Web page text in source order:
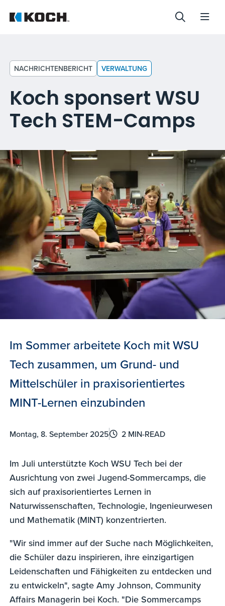
NACHRICHTENBERICHT VERWALTUNG
Koch sponsert WSU
Tech STEM-Camps
Im Sommer arbeitete Koch mit WSU
Tech zusammen, um Grund- und
Mittelschüler in praxisorientiertes
MINT-Lernen einzubinden
Montag, 8. September 2025 2 MIN-READ
Im Juli unterstützte Koch WSU Tech bei der
Ausrichtung von zwei Jugend-Sommercamps, die
sich auf praxisorientiertes Lernen in
Naturwissenschaften, Technologie, Ingenieurwesen
und Mathematik (MINT) konzentrierten.
"Wir sind immer auf der Suche nach Möglichkeiten,
die Schüler dazu inspirieren, ihre einzigartigen
Leidenschaften und Fähigkeiten zu entdecken und
zu entwickeln", sagte Amy Johnson, Community
Affairs Managerin bei Koch. "Die Sommercamps